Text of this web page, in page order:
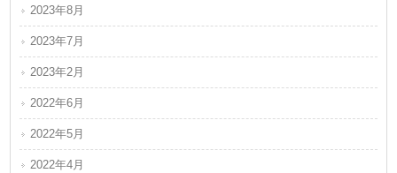
2023年8月
2023年7月
2023年2月
2022年6月
2022年5月
2022年4月